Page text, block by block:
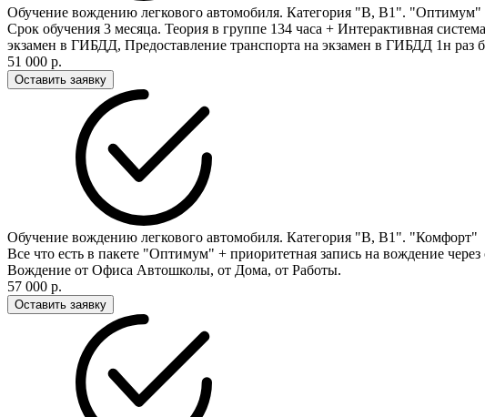
Обучение вождению легкового автомобиля. Категория "В, В1". "Оптимум"
Срок обучения 3 месяца. Теория в группе 134 часа + Интерактивная
экзамен в ГИБДД, Предоставление транспорта на экзамен в ГИБДД 1н раз
51 000 р.
Оставить заявку
Обучение вождению легкового автомобиля. Категория "В, В1". "Комфорт"
Все что есть в пакете "Оптимум" + приоритетная запись на вождение
Вождение от Офиса Автошколы, от Дома, от Работы.
57 000 р.
Оставить заявку